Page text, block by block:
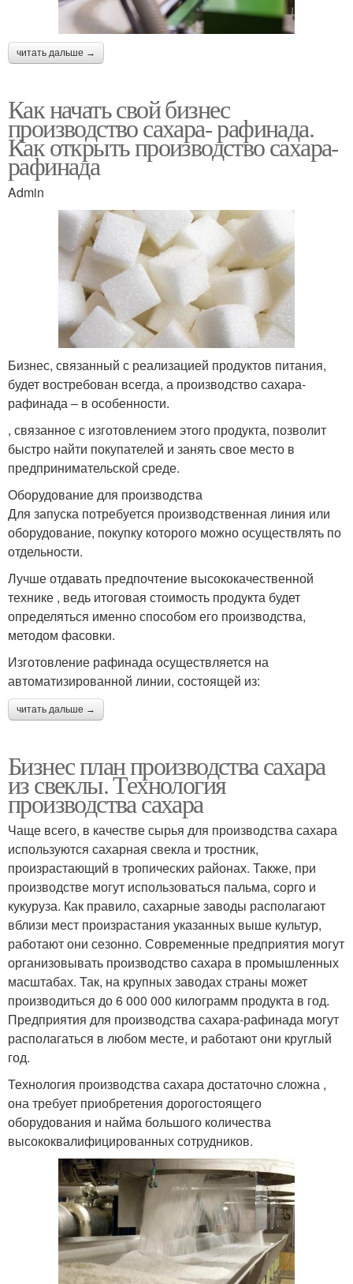
читать дальше →
Как начать свой бизнес
производство сахара- рафинада.
Как открыть производство сахара-
рафинада
Admin
Бизнес, связанный с реализацией продуктов питания,
будет востребован всегда, а производство сахара-
рафинада – в особенности.
, связанное с изготовлением этого продукта, позволит
быстро найти покупателей и занять свое место в
предпринимательской среде.
Оборудование для производства
Для запуска потребуется производственная линия или
оборудование, покупку которого можно осуществлять по
отдельности.
Лучше отдавать предпочтение высококачественной
технике , ведь итоговая стоимость продукта будет
определяться именно способом его производства,
методом фасовки.
Изготовление рафинада осуществляется на
автоматизированной линии, состоящей из:
читать дальше →
Бизнес план производства сахара
из свеклы. Технология
производства сахара
Чаще всего, в качестве сырья для производства сахара
используются сахарная свекла и тростник,
произрастающий в тропических районах. Также, при
производстве могут использоваться пальма, сорго и
кукуруза. Как правило, сахарные заводы располагают
вблизи мест произрастания указанных выше культур,
работают они сезонно. Современные предприятия могут
организовывать производство сахара в промышленных
масштабах. Так, на крупных заводах страны может
производиться до 6 000 000 килограмм продукта в год.
Предприятия для производства сахара-рафинада могут
располагаться в любом месте, и работают они круглый
год.
Технология производства сахара достаточно сложна ,
она требует приобретения дорогостоящего
оборудования и найма большого количества
высококвалифицированных сотрудников.